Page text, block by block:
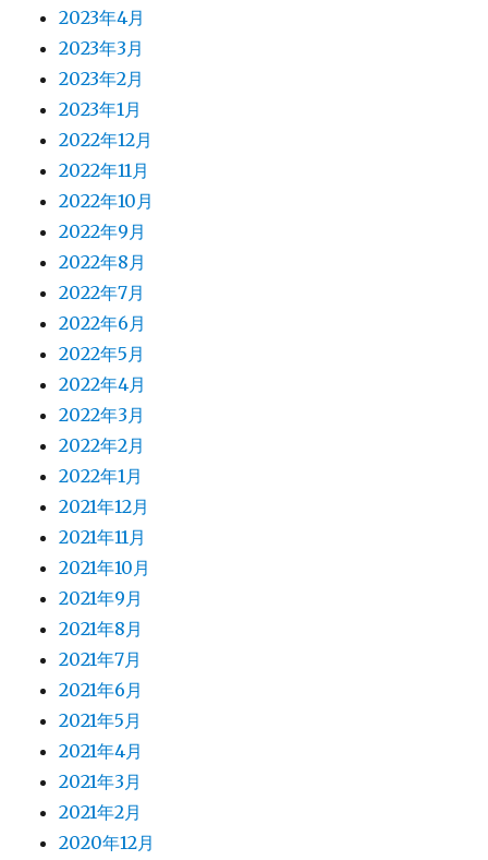
2023年4月
2023年3月
2023年2月
2023年1月
2022年12月
2022年11月
2022年10月
2022年9月
2022年8月
2022年7月
2022年6月
2022年5月
2022年4月
2022年3月
2022年2月
2022年1月
2021年12月
2021年11月
2021年10月
2021年9月
2021年8月
2021年7月
2021年6月
2021年5月
2021年4月
2021年3月
2021年2月
2020年12月